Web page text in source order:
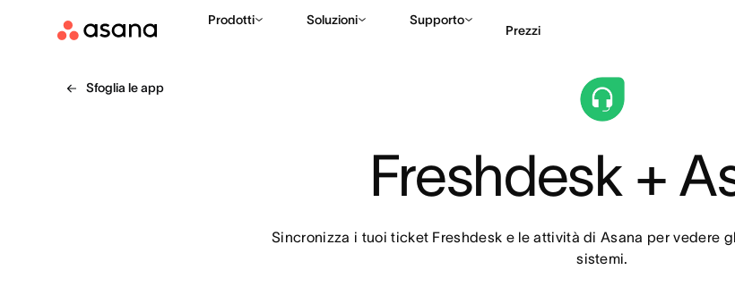
Prodotti Soluzioni Supporto
Prezzi
Sfoglia le app
Freshdesk +
Sincronizza i tuoi ticket Freshdesk e le attività di Asana per vedere
sistemi.